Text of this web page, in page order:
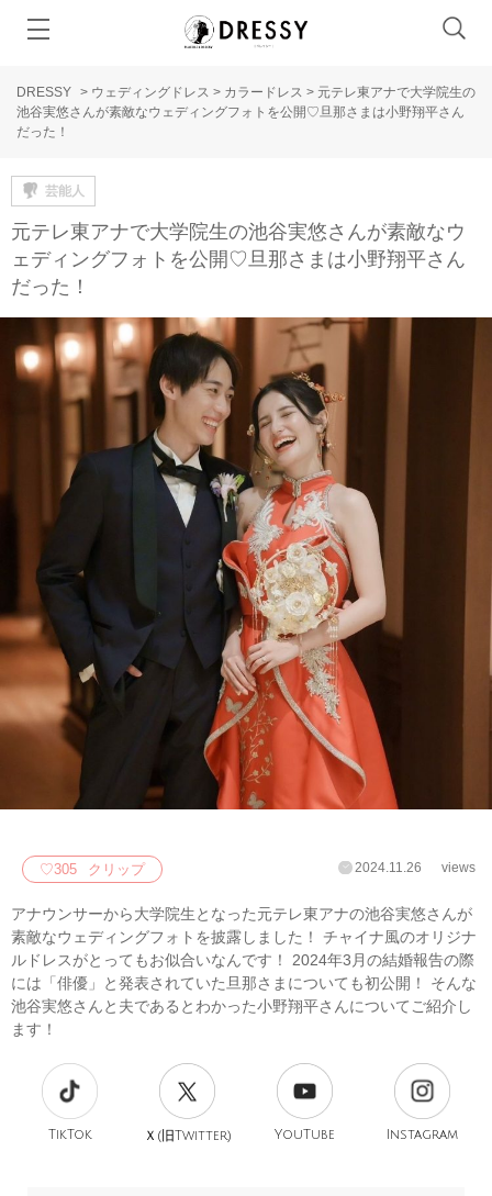
DRESSY > ウェディングドレス > カラードレス > 元テレ東アナで大学院生の
池谷実悠さんが素敵なウェディングフォトを公開♡旦那さまは小野翔平さん
だった！
芸能人
元テレ東アナで大学院生の池谷実悠さんが素敵なウ
ェディングフォトを公開♡旦那さまは小野翔平さん
だった！
♡305 クリップ 2024.11.26 views
アナウンサーから大学院生となった元テレ東アナの池谷実悠さんが
素敵なウェディングフォトを披露しました！ チャイナ風のオリジナ
ルドレスがとってもお似合いなんです！ 2024年3月の結婚報告の際
には「俳優」と発表されていた旦那さまについても初公開！ そんな
池谷実悠さんと夫であるとわかった小野翔平さんについてご紹介し
ます！
TikTok Ｘ(旧Twitter) YouTube Instagram